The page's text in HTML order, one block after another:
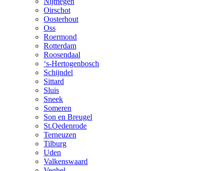
Oirschot
Oosterhout
Oss
Roermond
Rotterdam
Roosendaal
‘s-Hertogenbosch
Schijndel
Sittard
Sluis
Sneek
Someren
Son en Breugel
St.Oedenrode
Terneuzen
Tilburg
Uden
Valkenswaard